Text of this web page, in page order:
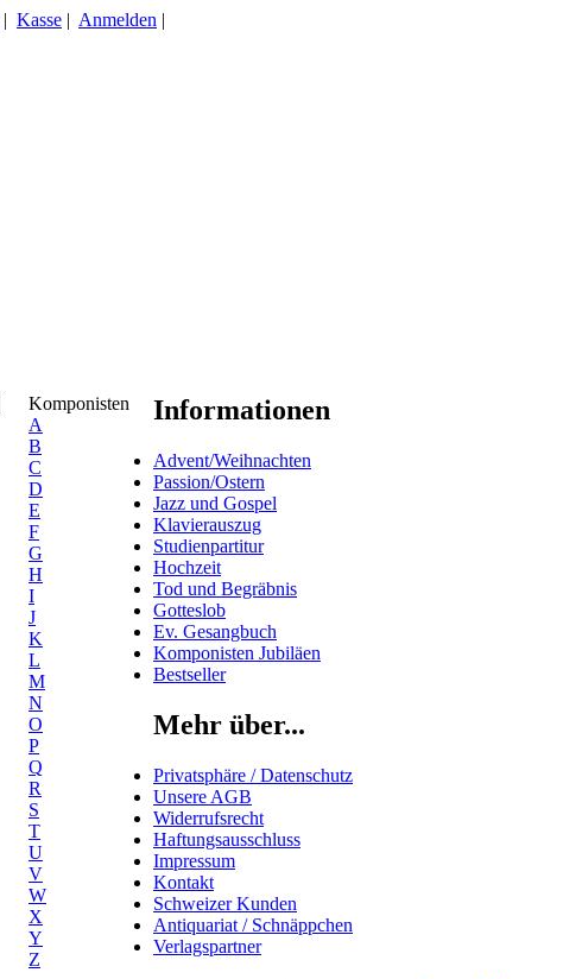
| Kasse | Anmelden |
Komponisten
A
B
C
D
E
F
G
H
I
J
K
L
M
N
O
P
Q
R
S
T
U
V
W
X
Y
Z
Informationen
Advent/Weihnachten
Passion/Ostern
Jazz und Gospel
Klavierauszug
Studienpartitur
Hochzeit
Tod und Begräbnis
Gotteslob
Ev. Gesangbuch
Komponisten Jubiläen
Bestseller
Mehr über...
Privatsphäre / Datenschutz
Unsere AGB
Widerrufsrecht
Haftungsausschluss
Impressum
Kontakt
Schweizer Kunden
Antiquariat / Schnäppchen
Verlagspartner